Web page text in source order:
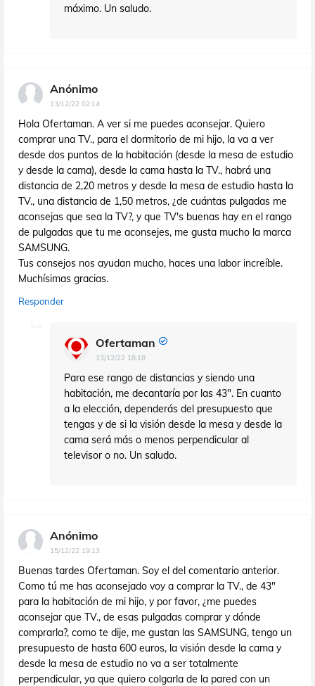
máximo. Un saludo.
Anónimo
13/12/22 02:14
Hola Ofertaman. A ver si me puedes aconsejar. Quiero
comprar una TV., para el dormitorio de mi hijo, la va a ver
desde dos puntos de la habitación (desde la mesa de estudio
y desde la cama), desde la cama hasta la TV., habrá una
distancia de 2,20 metros y desde la mesa de estudio hasta la
TV., una distancia de 1,50 metros, ¿de cuántas pulgadas me
aconsejas que sea la TV?, y que TV's buenas hay en el rango
de pulgadas que tu me aconsejes, me gusta mucho la marca
SAMSUNG.
Tus consejos nos ayudan mucho, haces una labor increíble.
Muchísimas gracias.
Responder
Ofertaman
13/12/22 18:18
Para ese rango de distancias y siendo una
habitación, me decantaría por las 43". En cuanto
a la elección, dependerás del presupuesto que
tengas y de si la visión desde la mesa y desde la
cama será más o menos perpendicular al
televisor o no. Un saludo.
Anónimo
15/12/22 19:13
Buenas tardes Ofertaman. Soy el del comentario anterior.
Como tú me has aconsejado voy a comprar la TV., de 43"
para la habitación de mi hijo, y por favor, ¿me puedes
aconsejar que TV., de esas pulgadas comprar y dónde
comprarla?, como te dije, me gustan las SAMSUNG, tengo un
presupuesto de hasta 600 euros, la visión desde la cama y
desde la mesa de estudio no va a ser totalmente
perpendicular, ya que quiero colgarla de la pared con un